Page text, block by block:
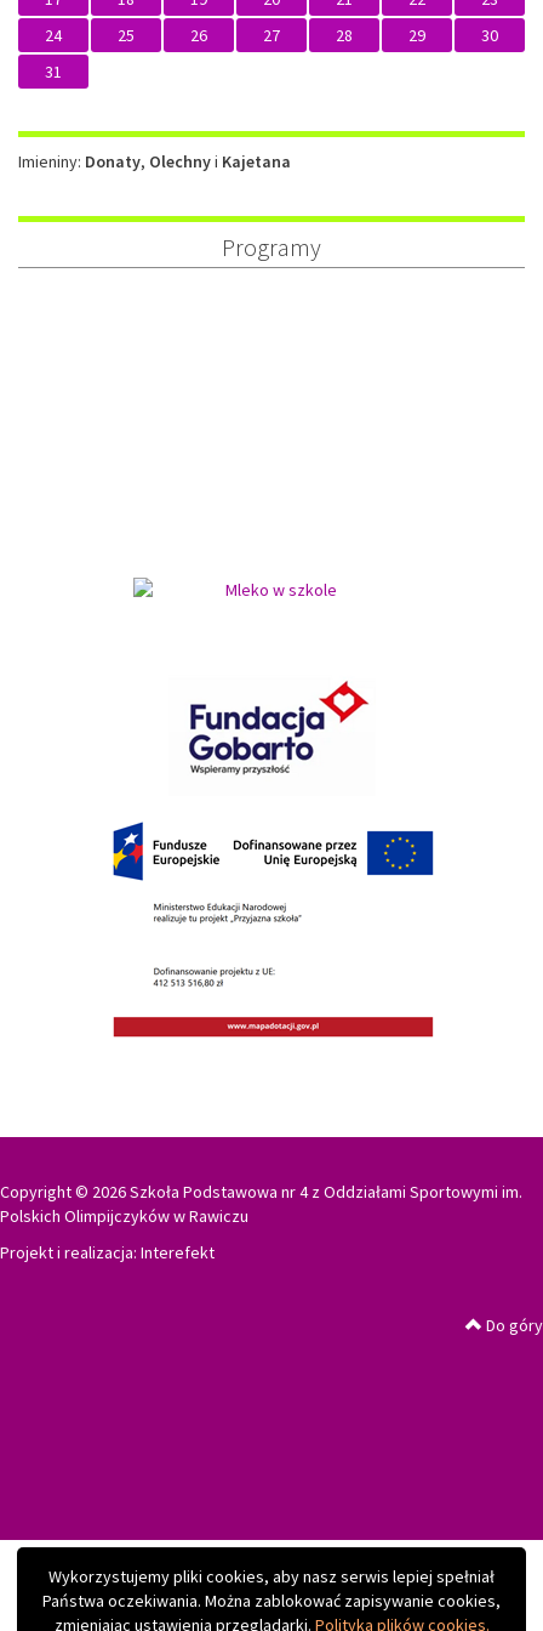
Wykorzystujemy pliki cookies, aby nasz serwis lepiej spełniał
Państwa oczekiwania. Można zablokować zapisywanie cookies,
zmieniając ustawienia przeglądarki. Polityka plików cookies.
24
25 26 27 28 29
30
31
Imieniny
Imieniny: Donaty, Olechnyi Kajetana
Programy
Copyright © 2026 Szkoła Podstawowa nr 4 z Oddziałami Sportowymi im.
Polskich Olimpijczyków w Rawiczu
Projekt i realizacja: Interefekt
Do góry